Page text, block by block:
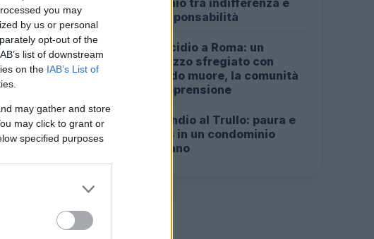
you may
by us or personal
opt-out of the
list of downstream
on the IAB’s List of
may gather and store
may click to grant or
specified purposes
volte non si
del
rischio tra indifferenza e
irresponsabilità
Omicidio a Roma: un
ragazzo sfregiato con
l’acido muore, la comunità
in apprensione
Incendio al Trullo: paura e
caos in un condominio
romano